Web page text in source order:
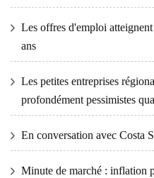
Les offres d'emploi
ans
Les petites entreprises
profondément pessimistes
En conversation avec Costa
Minute de marché : inflation